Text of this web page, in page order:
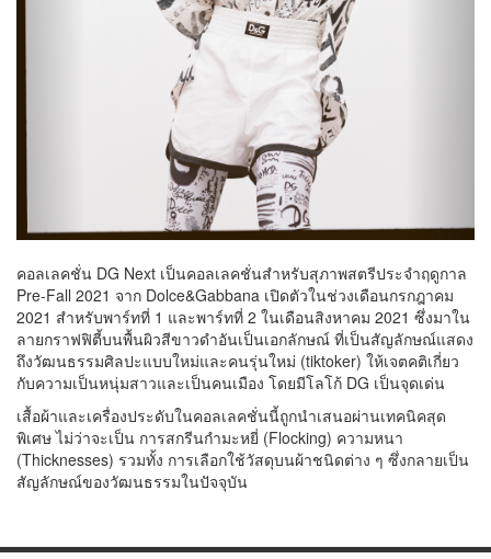
คอลเลคชั่น DG Next เป็นคอลเลคชั่นสำหรับสุภาพสตรีประจำฤดูกาล
Pre-Fall 2021 จาก Dolce&Gabbana เปิดตัวในช่วงเดือนกรกฎาคม
2021 สำหรับพาร์ทที่ 1 และพาร์ทที่ 2 ในเดือนสิงหาคม 2021 ซึ่งมาใน
ลายกราฟฟิตี้บนพื้นผิวสีขาวดำอันเป็นเอกลักษณ์ ที่เป็นสัญลักษณ์แสดง
ถึงวัฒนธรรมศิลปะแบบใหม่และคนรุ่นใหม่ (tiktoker) ให้เจตคติเกี่ยว
กับความเป็นหนุ่มสาวและเป็นคนเมือง โดยมีโลโก้ DG เป็นจุดเด่น
เสื้อผ้าและเครื่องประดับในคอลเลคชั่นนี้ถูกนำเสนอผ่านเทคนิคสุด
พิเศษ ไม่ว่าจะเป็น การสกรีนกำมะหยี่ (Flocking) ความหนา
(Thicknesses) รวมทั้ง การเลือกใช้วัสดุบนผ้าชนิดต่าง ๆ ซึ่งกลายเป็น
สัญลักษณ์ของวัฒนธรรมในปัจจุบัน